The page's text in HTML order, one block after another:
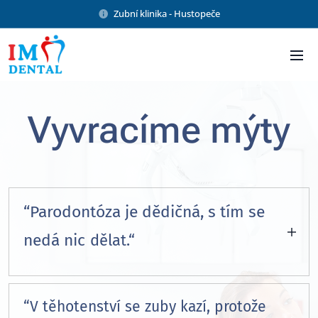
Zubní klinika - Hustopeče
Vyvracíme mýty
“Parodontóza je dědičná, s tím se
nedá nic dělat.“
Dědičnost může hrát malou roli jen u velmi
vzácných vrozených forem onemocnění
“V těhotenství se zuby kazí, protože